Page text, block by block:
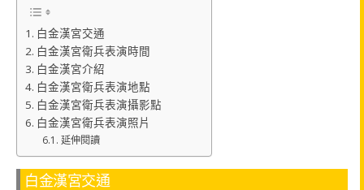
白金漢宮交通
白金漢宮衛兵表演時間
白金漢宮介紹
白金漢宮衛兵表演地點
白金漢宮衛兵表演攝影點
白金漢宮衛兵表演照片
延伸閱讀
白金漢宮交通